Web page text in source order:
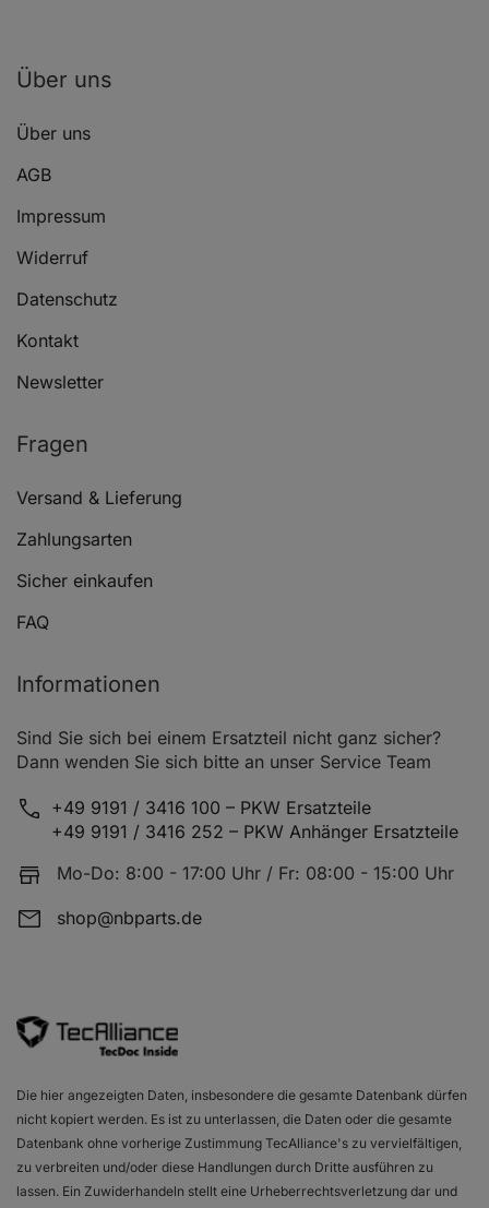
Über uns
Über uns
AGB
Impressum
Widerruf
Datenschutz
Kontakt
Newsletter
Fragen
Versand & Lieferung
Zahlungsarten
Sicher einkaufen
FAQ
Informationen
Sind Sie sich bei einem Ersatzteil nicht ganz sicher?
Dann wenden Sie sich bitte an unser Service Team
+49 9191 / 3416 100 – PKW Ersatzteile
+49 9191 / 3416 252 – PKW Anhänger Ersatzteile
Mo-Do: 8:00 - 17:00 Uhr / Fr: 08:00 - 15:00 Uhr
shop@nbparts.de
Die hier angezeigten Daten, insbesondere die gesamte Datenbank dürfen
nicht kopiert werden. Es ist zu unterlassen, die Daten oder die gesamte
Datenbank ohne vorherige Zustimmung TecAlliance's zu vervielfältigen,
zu verbreiten und/oder diese Handlungen durch Dritte ausführen zu
lassen. Ein Zuwiderhandeln stellt eine Urheberrechtsverletzung dar und